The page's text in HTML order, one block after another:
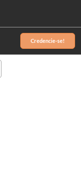
Credencie-se!